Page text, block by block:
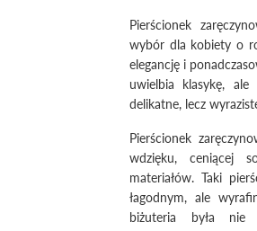
Pierścionek
wybór dla kobiety o
elegancję i
uwielbia klasykę,
delikatne, lecz
Pierścionek
wdzięku, ceniącej
materiałów. Taki
łagodnym, ale
biżuteria była